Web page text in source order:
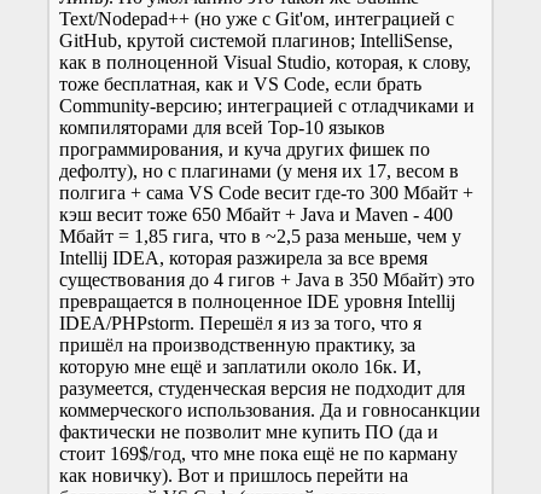
Text/Nodepad++ (но уже с Git'ом, интеграцией с
GitHub, крутой системой плагинов; IntelliSense,
как в полноценной Visual Studio, которая, к слову,
тоже бесплатная, как и VS Code, если брать
Community-версию; интеграцией с отладчиками и
компиляторами для всей Top-10 языков
программирования, и куча других фишек по
дефолту), но с плагинами (у меня их 17, весом в
полгига + сама VS Code весит где-то 300 Мбайт +
кэш весит тоже 650 Мбайт + Java и Maven - 400
Мбайт = 1,85 гига, что в ~2,5 раза меньше, чем у
Intellij IDEA, которая разжирела за все время
существования до 4 гигов + Java в 350 Мбайт) это
превращается в полноценное IDE уровня Intellij
IDEA/PHPstorm. Перешёл я из за того, что я
пришёл на производственную практику, за
которую мне ещё и заплатили около 16к. И,
разумеется, студенческая версия не подходит для
коммерческого использования. Да и говносанкции
фактически не позволит мне купить ПО (да и
стоит 169$/год, что мне пока ещё не по карману
как новичку). Вот и пришлось перейти на